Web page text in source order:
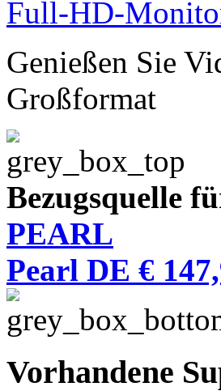
Genießen Sie
Großformat
Bezugsquelle
PEARL
Pearl DE €
Vorhandene